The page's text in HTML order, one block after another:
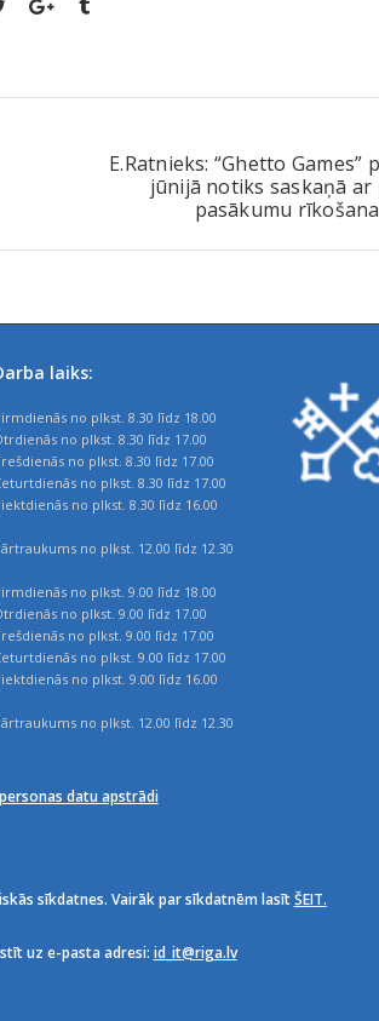
E.Ratnieks: “Ghetto Games”
jūnijā notiks saskaņā ar
pasākumu
laiks:
no plkst. 8.30 līdz 18.00
no plkst. 8.30 līdz 17.00
no plkst. 8.30 līdz 17.00
no plkst. 8.30 līdz 17.00
no plkst. 8.30 līdz 16.00
no plkst. 12.00 līdz 12.30
no plkst. 9.00 līdz 18.00
no plkst. 9.00 līdz 17.00
no plkst. 9.00 līdz 17.00
no plkst. 9.00 līdz 17.00
no plkst. 9.00 līdz 16.00
no plkst. 12.00 līdz 12.30
datu apstrādi
sīkdatnes. Vairāk par sīkdatnēm lasītŠEIT.
uz e-pasta adresi: id_it@riga.lv